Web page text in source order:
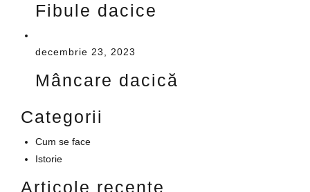
Fibule dacice
decembrie 23, 2023
Mâncare dacică
Categorii
Cum se face
Istorie
Articole recente